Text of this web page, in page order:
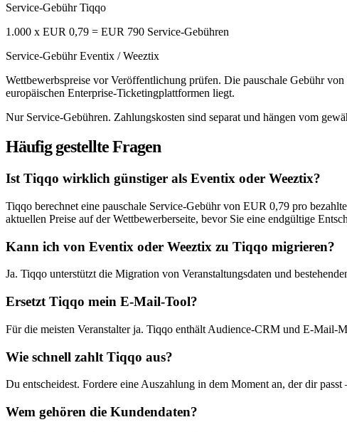
Service-Gebühr Tiqqo
1.000 x EUR 0,79 = EUR 790 Service-Gebühren
Service-Gebühr Eventix / Weeztix
Wettbewerbspreise vor Veröffentlichung prüfen. Die pauschale Gebühr
europäischen Enterprise-Ticketingplattformen liegt.
Nur Service-Gebühren. Zahlungskosten sind separat und hängen vom
Häufig gestellte Fragen
Ist Tiqqo wirklich günstiger als Eventix oder Weeztix?
Tiqqo berechnet eine pauschale Service-Gebühr von EUR 0,79 pro
aktuellen Preise auf der Wettbewerberseite, bevor Sie eine endgültige
Kann ich von Eventix oder Weeztix zu Tiqqo migrieren?
Ja. Tiqqo unterstützt die Migration von Veranstaltungsdaten und
Ersetzt Tiqqo mein E-Mail-Tool?
Für die meisten Veranstalter ja. Tiqqo enthält Audience-CRM und E-Mail-
Wie schnell zahlt Tiqqo aus?
Du entscheidest. Fordere eine Auszahlung in dem Moment an, der dir
Wem gehören die Kundendaten?